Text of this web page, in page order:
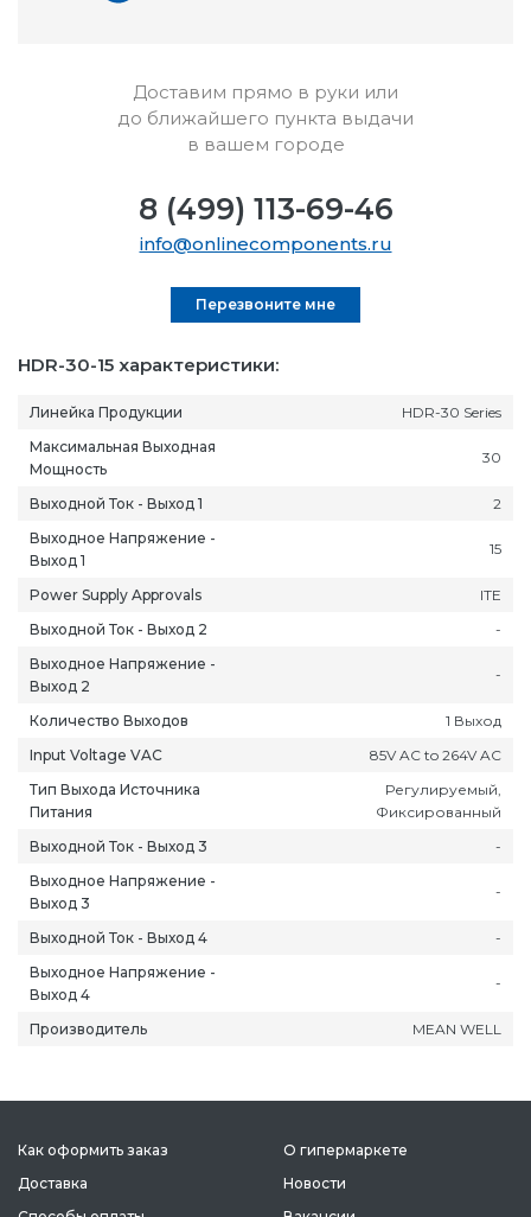
HDR-30-15 характеристики:
Линейка Продукции
HDR-30 Series
Максимальная Выходная
Мощность
30
Выходной Ток - Выход 1
2
Выходное Напряжение -
Выход 1
15
Power Supply Approvals
ITE
Выходной Ток - Выход 2
-
Выходное Напряжение -
Выход 2
-
Количество Выходов
1 Выход
Input Voltage VAC
85V AC to 264V AC
Тип Выхода Источника
Питания
Регулируемый,
Фиксированный
Выходной Ток - Выход 3
-
Выходное Напряжение -
Выход 3
-
Выходной Ток - Выход 4
-
Выходное Напряжение -
Выход 4
-
Производитель MEAN WELL
Доставим прямо в руки или
до ближайшего пункта выдачи
в вашем городе
8 (499) 113-69-46
info@onlinecomponents.ru
Перезвоните мне
Как оформить заказ
Доставка
О гипермаркете
Новости
Липецк
Магадан
Майкоп
Нарьян-Мар
Петрозаводск
Подольск
Ростов-на-